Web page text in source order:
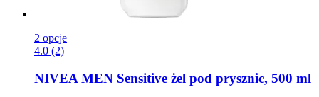
2 opcje
4.0 (2)
NIVEA MEN Sensitive żel pod prysznic, 500 ml